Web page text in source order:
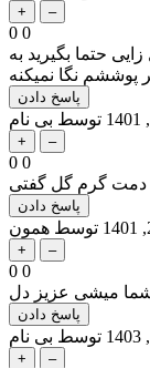
0 0
حتما بگیرید به
نگا نمیکنه
توسط بی نام
0 0
دمت گرم گل گفتی
توسط همون
0 0
شما میشی عزیز دل
توسط بی نام